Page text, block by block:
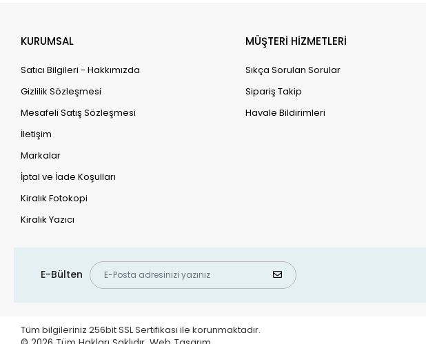
KURUMSAL
Satıcı Bilgileri - Hakkımızda
Gizlilik Sözleşmesi
Mesafeli Satış Sözleşmesi
İletişim
Markalar
İptal ve İade Koşulları
Kiralık Fotokopi
Kiralık Yazıcı
MÜŞTERİ HİZMETLERİ
Sıkça Sorulan Sorular
Sipariş Takip
Havale Bildirimleri
E-Bülten
Tüm bilgileriniz 256bit SSL Sertifikası ile korunmaktadır.